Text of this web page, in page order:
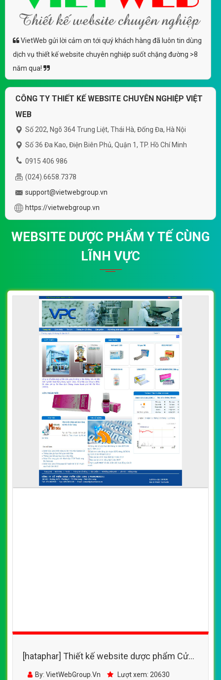
VietWeb gửi lời cảm ơn tới quý khách hàng đã luôn tin dùng
dịch vụ thiết kế website chuyên nghiệp suốt chặng đường >8
năm qua!
CÔNG TY THIẾT KẾ WEBSITE CHUYÊN NGHIỆP VIỆT
WEB
Số 202, Ngõ 364 Trung Liệt, Thái Hà, Đống Đa, Hà Nội
Số 36 Đa Kao, Điện Biên Phủ, Quận 1, TP. Hồ Chí Minh
0915 406 986
(024).6658.7378
support@vietwebgroup.vn
https://vietwebgroup.vn
WEBSITE DƯỢC PHẨM Y TẾ CÙNG
LĨNH VỰC
[hataphar] Thiết kế website dược phẩm Cửu
Long đẹp, chuyên nghiệp chuẩn SEO
By: VietWebGroup.Vn Lượt xem: 20630